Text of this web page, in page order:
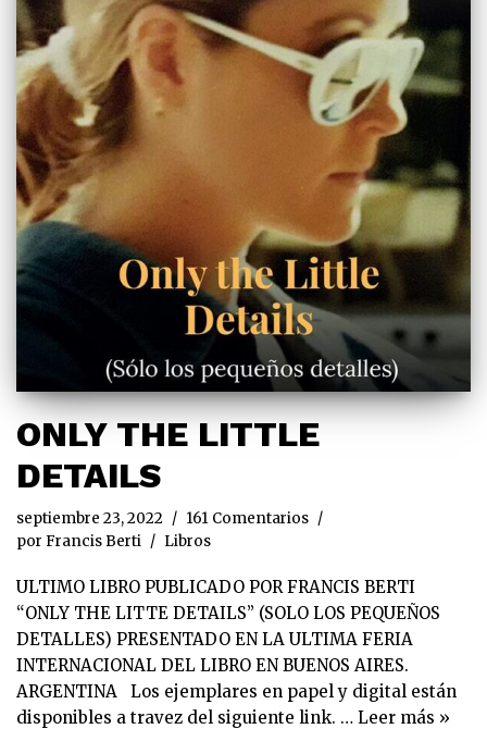
ONLY THE LITTLE
DETAILS
septiembre 23, 2022
161 Comentarios
por Francis Berti Libros
ULTIMO LIBRO PUBLICADO POR FRANCIS BERTI
“ONLY THE LITTE DETAILS” (SOLO LOS PEQUEÑOS
DETALLES) PRESENTADO EN LA ULTIMA FERIA
INTERNACIONAL DEL LIBRO EN BUENOS AIRES.
ARGENTINA Los ejemplares en papel y digital están
disponibles a travez del siguiente link. … Leer más »